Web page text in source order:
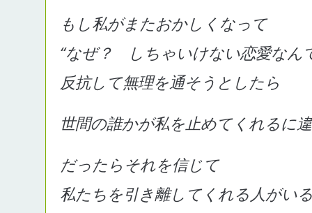
もし私がまたおかしくなって
“なぜ？ しちゃいけない恋愛なん
反抗して無理を通そうとしたら
世間の誰かが私を止めてくれるに
だったらそれを信じて
私たちを引き離してくれる人がい